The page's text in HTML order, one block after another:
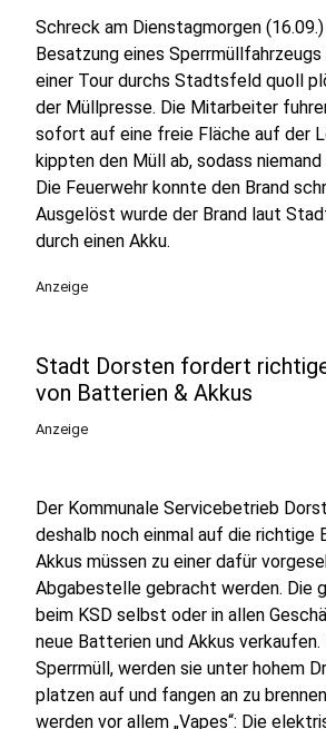
Schreck am Dienstagmorgen
Besatzung eines Sperrmüllfahrzeugs
einer Tour durchs Stadtsfeld quoll
der Müllpresse. Die Mitarbeiter
sofort auf eine freie Fläche auf der
kippten den Müll ab, sodass niemand
Die Feuerwehr konnte den Brand
Ausgelöst wurde der Brand laut
durch einen Akku.
Anzeige
Stadt Dorsten fordert
von Batterien & Akkus
Anzeige
Der Kommunale Servicebetrieb
deshalb noch einmal auf die richtige
Akkus müssen zu einer dafür
Abgabestelle gebracht werden. Die
beim KSD selbst oder in allen
neue Batterien und Akkus verkaufen.
Sperrmüll, werden sie unter hohem
platzen auf und fangen an zu
werden vor allem „Vapes“: Die